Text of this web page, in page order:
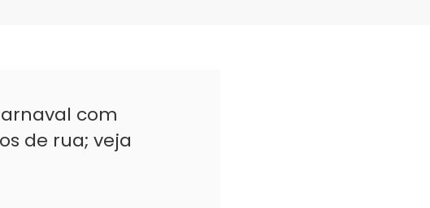
com
de rua; veja